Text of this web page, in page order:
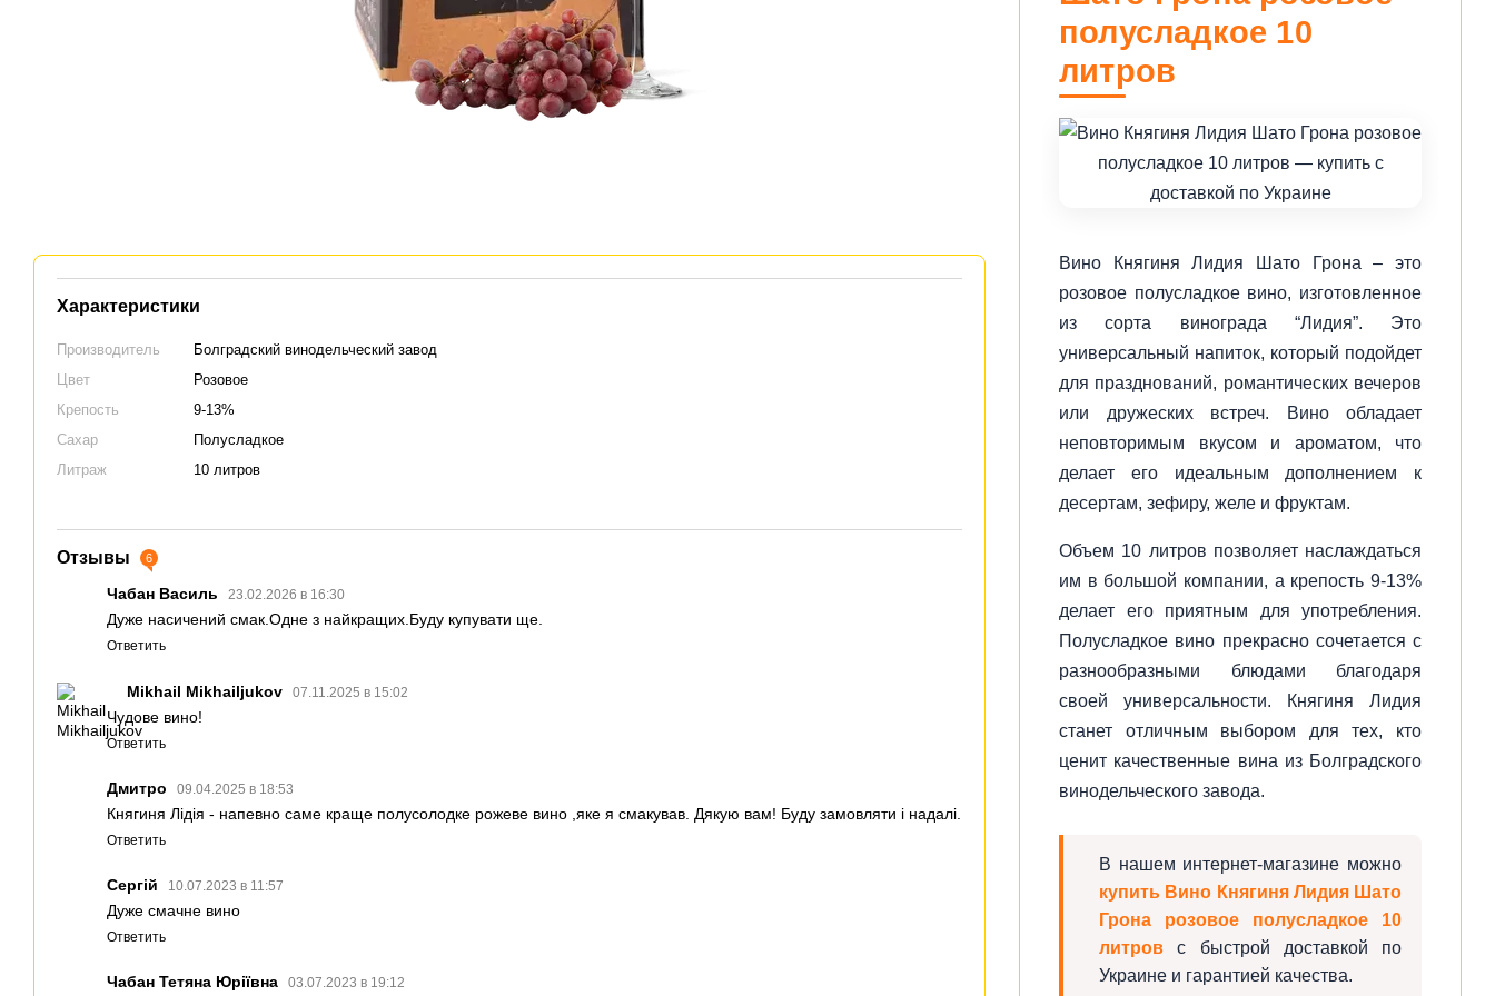
полусладкое 10
литров
Вино Княгиня Лидия Шато Грона – это
розовое полусладкое вино, изготовленное
из сорта винограда “Лидия”. Это
универсальный напиток, который подойдет
для празднований, романтических вечеров
или дружеских встреч. Вино обладает
неповторимым вкусом и ароматом, что
делает его идеальным дополнением к
десертам, зефиру, желе и фруктам.
Объем 10 литров позволяет наслаждаться
им в большой компании, а крепость 9-13%
делает его приятным для употребления.
Полусладкое вино прекрасно сочетается с
разнообразными блюдами благодаря
своей универсальности. Княгиня Лидия
станет отличным выбором для тех, кто
ценит качественные вина из Болградского
винодельческого завода.
В нашем интернет-магазине можно
купить Вино Княгиня Лидия Шато
Грона розовое полусладкое 10
литров с быстрой доставкой по
Украине и гарантией качества.
Характеристики
Производитель
Болградский винодельческий завод
Цвет
Розовое
Крепость
9-13%
Сахар
Полусладкое
Литраж
10 литров
Отзывы 6
Чабан Василь 23.02.2026 в 16:30
Дуже насичений смак.Одне з найкращих.Буду купувати ще.
Ответить
Mikhail Mikhailjukov 07.11.2025 в 15:02
Чудове вино!
Ответить
Дмитро 09.04.2025 в 18:53
Княгиня Лідія - напевно саме краще полусолодке рожеве вино ,яке я смакував. Дякую вам! Буду замовляти і надалі.
Ответить
Сергій 10.07.2023 в 11:57
Дуже смачне вино
Ответить
Чабан Тетяна Юріївна 03.07.2023 в 19:12